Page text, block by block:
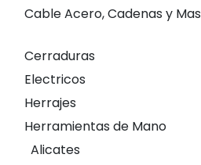
Cable Acero, Cadenas y Mas
Cerraduras
Electricos
Herrajes
Herramientas de Mano
Alicates